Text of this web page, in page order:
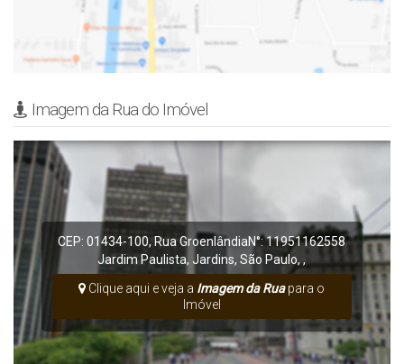
Imagem da Rua do Imóvel
CEP: 01434-100, Rua GroenlândiaN°:11951162558
Jardim Paulista,Jardins,São Paulo,,
Clique aqui e veja a Imagem da Ruapara o
Imóvel